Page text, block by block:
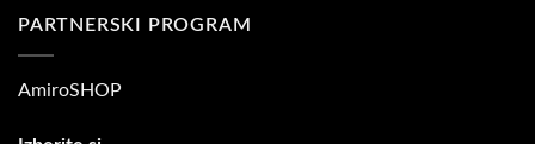
PARTNERSKI PROGRAM
AmiroSHOP